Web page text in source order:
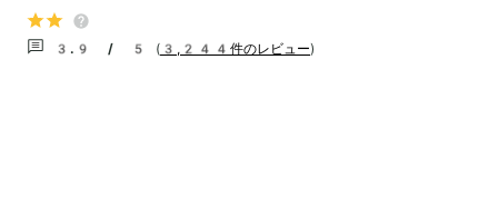
3.9 / 5 ( 3,244件のレビュー)